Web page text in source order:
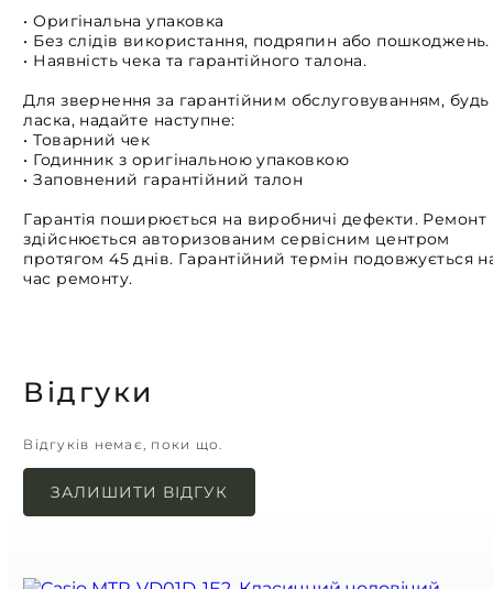
• Оригінальна упаковка
• Без слідів використання, подряпин або пошкоджень.
• Наявність чека та гарантійного талона.
Для звернення за гарантійним обслуговуванням, будь
ласка, надайте наступне:
• Товарний чек
• Годинник з оригінальною упаковкою
• Заповнений гарантійний талон
Гарантія поширюється на виробничі дефекти. Ремонт
здійснюється авторизованим сервісним центром
протягом 45 днів. Гарантійний термін подовжується
час ремонту.
Відгуки
Відгуків немає, поки що.
ЗАЛИШИТИ ВІДГУК